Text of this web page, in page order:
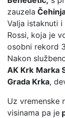
zauzela
Valja istaknuti
Rossi, koja je
osobni rekord
Nakon
AK Krk Marka
Grada Krka,
Uz vremenske
visinama pa je